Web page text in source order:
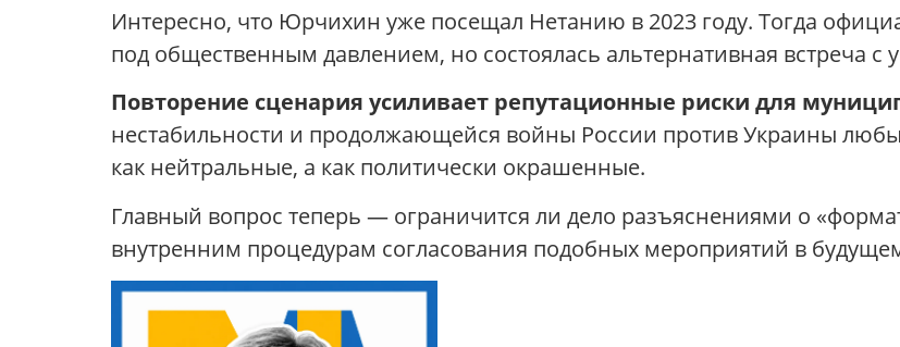
Интересно, что Юрчихин уже посещал Нетанию в 2023 году. Тогда
под общественным давлением, но состоялась альтернативная встреча
Повторение сценария усиливает репутационные риски для
нестабильности и продолжающейся войны России против Украины
как нейтральные, а как политически окрашенные.
Главный вопрос теперь — ограничится ли дело разъяснениями о
внутренним процедурам согласования подобных мероприятий в